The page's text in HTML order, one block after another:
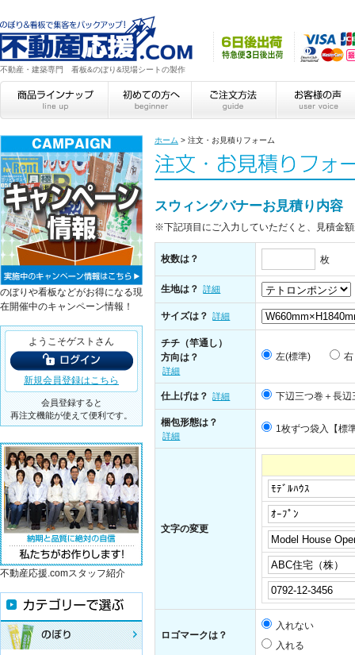
不動産・建築専門 看板&のぼり&現場シートの製作
ホーム > 注文・お見積りフォーム
スウィングバナーお見積り内容
※下記項目にご入力していただくと、見積金
枚数は？ 枚
生地は？ 詳細
サイズは？ 詳細
チチ（竿通し）
方向は？
詳細
左(標準) 右
仕上げは？ 詳細 下辺三つ巻＋長辺
梱包形態は？
詳細
1枚ずつ袋入【標
文字の変更
ロゴマークは？
入れない
入れる
のぼりや看板などがお得になる現
在開催中のキャンペーン情報！
ようこそゲストさん
新規会員登録はこちら
会員登録すると
再注文機能が使えて便利です。
不動産応援.comスタッフ紹介